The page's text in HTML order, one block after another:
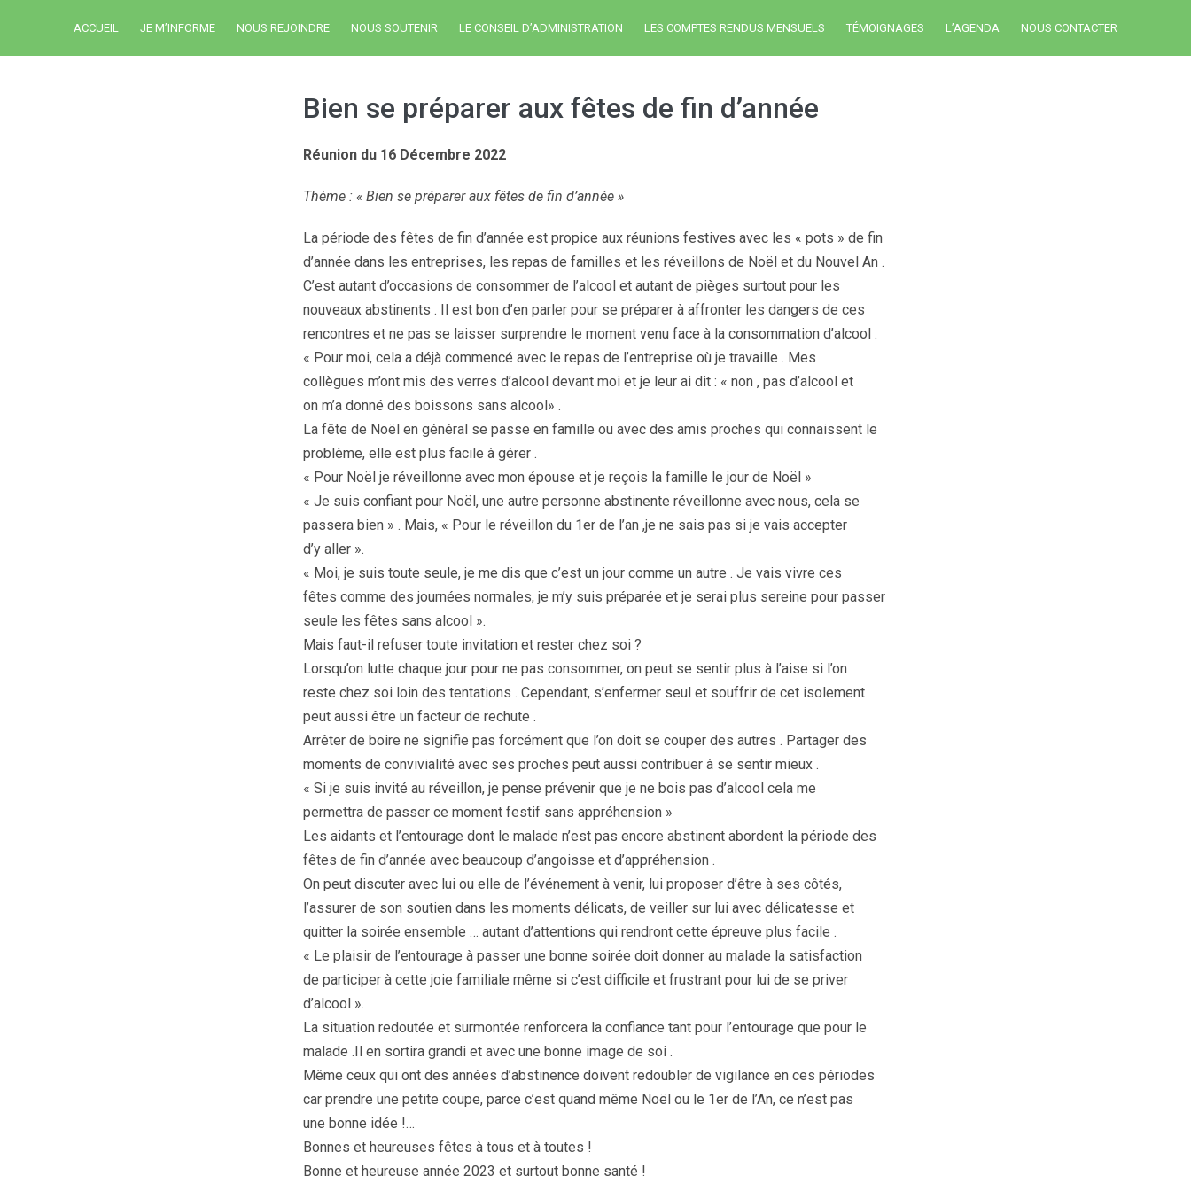
ACCUEIL JE M’INFORME NOUS REJOINDRE NOUS SOUTENIR LE CONSEIL D’ADMINISTRATION LES COMPTES RENDUS MENSUELS TÉMOIGNAGES L’AGENDA NOUS CONTACTER
Bien se préparer aux fêtes de fin d’année
Réunion du 16 Décembre 2022
Thème : « Bien se préparer aux fêtes de fin d’année »
La période des fêtes de fin d’année est propice aux réunions festives avec les « pots » de fin
d’année dans les entreprises, les repas de familles et les réveillons de Noël et du Nouvel An .
C’est autant d’occasions de consommer de l’alcool et autant de pièges surtout pour les
nouveaux abstinents . Il est bon d’en parler pour se préparer à affronter les dangers de ces
rencontres et ne pas se laisser surprendre le moment venu face à la consommation d’alcool .
« Pour moi, cela a déjà commencé avec le repas de l’entreprise où je travaille . Mes
collègues m’ont mis des verres d’alcool devant moi et je leur ai dit : « non , pas d’alcool et
on m’a donné des boissons sans alcool» .
La fête de Noël en général se passe en famille ou avec des amis proches qui connaissent le
problème, elle est plus facile à gérer .
« Pour Noël je réveillonne avec mon épouse et je reçois la famille le jour de Noël »
« Je suis confiant pour Noël, une autre personne abstinente réveillonne avec nous, cela se
passera bien » . Mais, « Pour le réveillon du 1er de l’an ,je ne sais pas si je vais accepter
d’y aller ».
« Moi, je suis toute seule, je me dis que c’est un jour comme un autre . Je vais vivre ces
fêtes comme des journées normales, je m’y suis préparée et je serai plus sereine pour passer
seule les fêtes sans alcool ».
Mais faut-il refuser toute invitation et rester chez soi ?
Lorsqu’on lutte chaque jour pour ne pas consommer, on peut se sentir plus à l’aise si l’on
reste chez soi loin des tentations . Cependant, s’enfermer seul et souffrir de cet isolement
peut aussi être un facteur de rechute .
Arrêter de boire ne signifie pas forcément que l’on doit se couper des autres . Partager des
moments de convivialité avec ses proches peut aussi contribuer à se sentir mieux .
« Si je suis invité au réveillon, je pense prévenir que je ne bois pas d’alcool cela me
permettra de passer ce moment festif sans appréhension »
Les aidants et l’entourage dont le malade n’est pas encore abstinent abordent la période des
fêtes de fin d’année avec beaucoup d’angoisse et d’appréhension .
On peut discuter avec lui ou elle de l’événement à venir, lui proposer d’être à ses côtés,
l’assurer de son soutien dans les moments délicats, de veiller sur lui avec délicatesse et
quitter la soirée ensemble … autant d’attentions qui rendront cette épreuve plus facile .
« Le plaisir de l’entourage à passer une bonne soirée doit donner au malade la satisfaction
de participer à cette joie familiale même si c’est difficile et frustrant pour lui de se priver
d’alcool ».
La situation redoutée et surmontée renforcera la confiance tant pour l’entourage que pour le
malade .Il en sortira grandi et avec une bonne image de soi .
Même ceux qui ont des années d’abstinence doivent redoubler de vigilance en ces périodes
car prendre une petite coupe, parce c’est quand même Noël ou le 1er de l’An, ce n’est pas
une bonne idée !…
Bonnes et heureuses fêtes à tous et à toutes !
Bonne et heureuse année 2023 et surtout bonne santé !